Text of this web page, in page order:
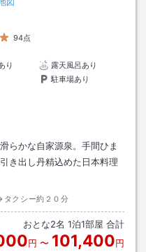
94点
り
露天風呂あり
駐車場あり
らかな自家源泉。手間ひま
き出し丹精込めた日本料理
タクシー約２０分
おとな2名 1泊1部屋 合計
円 〜 101,400円